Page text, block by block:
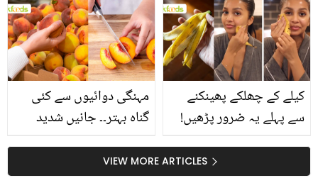
سے متعلق غلط فہمیوں کی
حقیقت کیا ہے اور افواہ
کیا؟
بتائے راز
مہنگی دوائیوں سے کئی
گناہ بہتر۔۔ جانیں شدید
کیوں کھانا چاہیے؟
کیلے کے چھلکے پھینکنے
سے پہلے یہ ضرور پڑھیں!
سستا اور قدرتی حلVIEW MORE ARTICLES